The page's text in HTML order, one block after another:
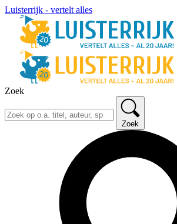
Luisterrijk - vertelt alles
Zoek
Zoek